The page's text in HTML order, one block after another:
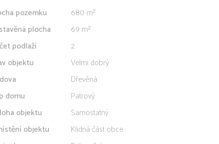
pozemku
680 m²
plocha
69 m²
podlaží
2
objektu
Velmi dobrý
Dřevěná
domu
Patrový
objektu
Samostatný
objektu
Klidná část obce